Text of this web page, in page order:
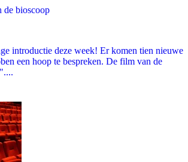
de bioscoop
introductie deze week! Er komen tien nieuwe
een hoop te bespreken. De film van de